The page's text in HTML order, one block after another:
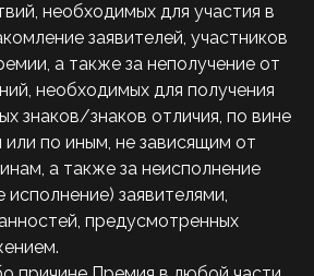
необходимых для участия в
заявителей, участников
а также за неполучение от
необходимых для получения
знаков/знаков отличия, по вине
или по иным, не зависящим от
а также за неисполнение
заявителями,
предусмотренных